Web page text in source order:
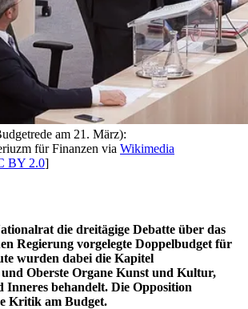
am 21. März):
für Finanzen via Wikimedia
BY 2.0]
die dreitägige Debatte über das
Regierung vorgelegte Doppelbudget für
wurden dabei die Kapitel
Oberste Organe Kunst und Kultur,
Inneres behandelt. Die Opposition
Kritik am Budget.